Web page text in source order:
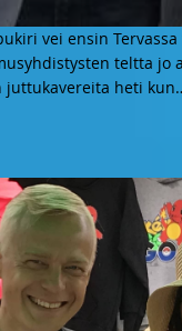
vei ensin
teltta
heti kun